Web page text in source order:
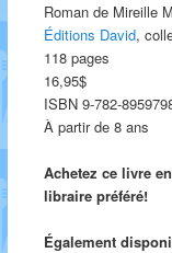
Roman de Mireille
Éditions David,
118 pages
16,95$
ISBN 9-782-
À partir de 8 ans
Achetez ce livre
libraire préféré!
Également